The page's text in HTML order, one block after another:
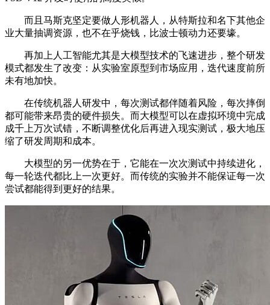
而且马斯克坚定要做人形机器人，从特斯拉和名下其他企
业大量抽调资源，也不在乎烧钱，比波士顿动力还要壕。
再加上人工智能尤其是大模型技术的飞速进步，整个研发
模式都发生了改变：从实验室原型到市场应用，迭代速度前所
未有地加快。
在传统机器人研发中，每次测试都伴随着风险，每次摔倒
都可能带来昂贵的硬件损失。而大模型可以在虚拟环境中完成
成千上万次试错，不断调整优化后再进入现实测试，极大地压
缩了研发周期和成本。
大模型的另一优势在于，它能在一次次测试中持续进化，
每一轮迭代都比上一次更好。而传统的实验并不能保证每一次
尝试都能得到更好的结果。